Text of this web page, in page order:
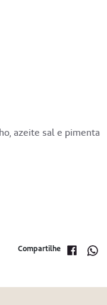
azeite sal e pimenta
Compartilhe